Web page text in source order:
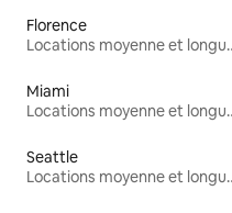
Florence
Locations
Miami
Locations
Seattle
Locations